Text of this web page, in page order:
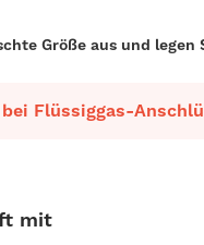
Größe aus und
Flüssiggas-
mit